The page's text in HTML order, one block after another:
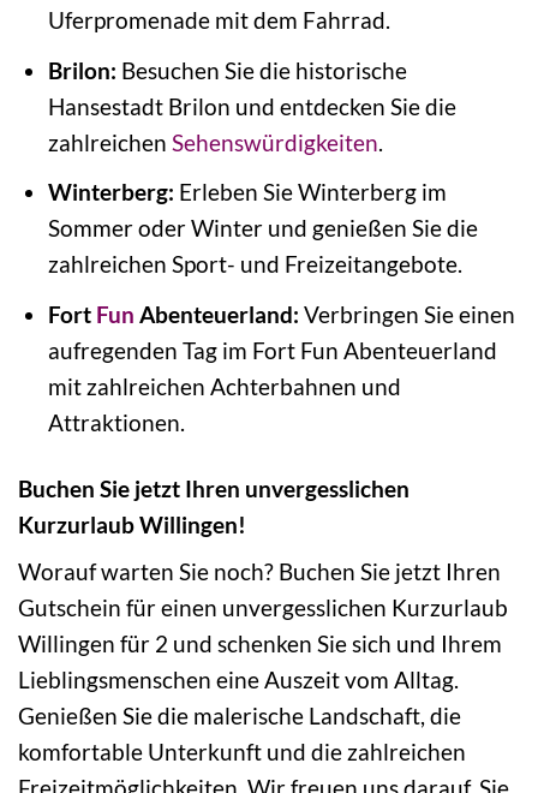
Uferpromenade mit dem Fahrrad.
Brilon: Besuchen Sie die historische
Hansestadt Brilon und entdecken Sie die
zahlreichen Sehenswürdigkeiten.
Winterberg: Erleben Sie Winterberg im
Sommer oder Winter und genießen Sie die
zahlreichen Sport- und Freizeitangebote.
Fort Fun Abenteuerland: Verbringen Sie einen
aufregenden Tag im Fort Fun Abenteuerland
mit zahlreichen Achterbahnen und
Attraktionen.
Buchen Sie jetzt Ihren unvergesslichen
Kurzurlaub Willingen!
Worauf warten Sie noch? Buchen Sie jetzt Ihren
Gutschein für einen unvergesslichen Kurzurlaub
Willingen für 2 und schenken Sie sich und Ihrem
Lieblingsmenschen eine Auszeit vom Alltag.
Genießen Sie die malerische Landschaft, die
komfortable Unterkunft und die zahlreichen